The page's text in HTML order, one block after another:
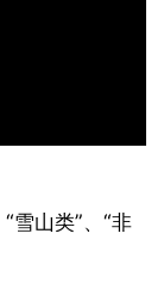
雪山类”、“非